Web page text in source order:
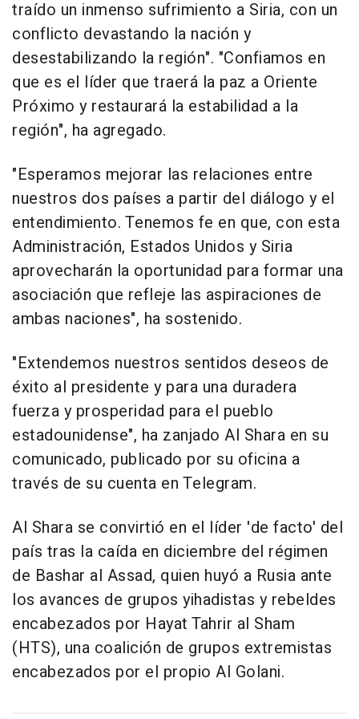
traído un inmenso sufrimiento a Siria, con un
conflicto devastando la nación y
desestabilizando la región". "Confiamos en
que es el líder que traerá la paz a Oriente
Próximo y restaurará la estabilidad a la
región", ha agregado.
"Esperamos mejorar las relaciones entre
nuestros dos países a partir del diálogo y el
entendimiento. Tenemos fe en que, con esta
Administración, Estados Unidos y Siria
aprovecharán la oportunidad para formar una
asociación que refleje las aspiraciones de
ambas naciones", ha sostenido.
"Extendemos nuestros sentidos deseos de
éxito al presidente y para una duradera
fuerza y prosperidad para el pueblo
estadounidense", ha zanjado Al Shara en su
comunicado, publicado por su oficina a
través de su cuenta en Telegram.
Al Shara se convirtió en el líder 'de facto' del
país tras la caída en diciembre del régimen
de Bashar al Assad, quien huyó a Rusia ante
los avances de grupos yihadistas y rebeldes
encabezados por Hayat Tahrir al Sham
(HTS), una coalición de grupos extremistas
encabezados por el propio Al Golani.